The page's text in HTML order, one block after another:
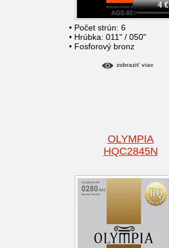
• Počet strún: 6
• Hrúbka: 011" / 050"
• Fosforový bronz
4€
zobraziť viac
OLYMPIA
HQC2845N